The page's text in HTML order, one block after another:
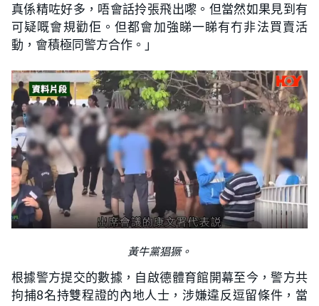
真係精咗好多，唔會話拎張飛出嚟。但當然如果見到有
可疑嘅會規勸佢。但都會加強睇一睇有冇非法買賣活
動，會積極同警方合作。」
黃牛黨猖獗。
根據警方提交的數據，自啟德體育館開幕至今，警方共
拘捕8名持雙程證的內地人士，涉嫌違反逗留條件，當